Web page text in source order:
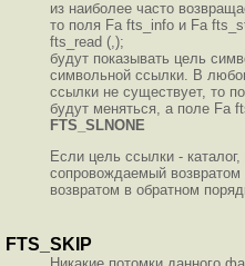
из наиболее часто
то поля Fa fts_info и Fa
fts_read (,);
будут показывать цель
символьной ссылки. В
ссылки не существует, то
будут меняться, а поле Fa
FTS_SLNONE
Если цель ссылки -
сопровождаемый
возвратом в обратном
FTS_SKIP